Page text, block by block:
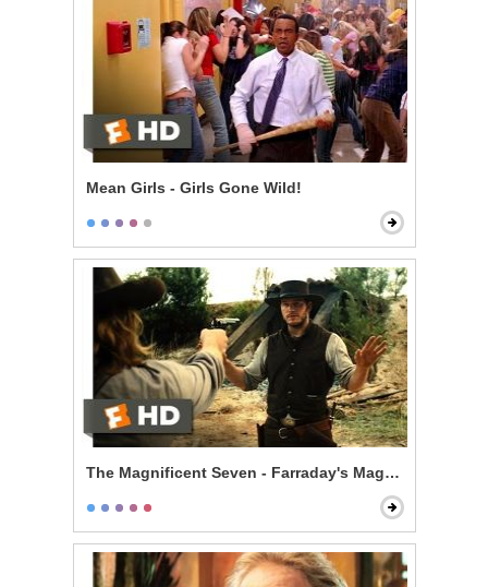
Mean Girls - Girls Gone Wild!
The Magnificent Seven - Farraday's Magic Trick